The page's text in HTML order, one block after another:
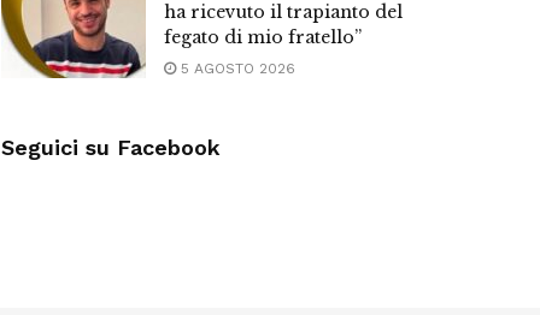
ha ricevuto il trapianto del
fegato di mio fratello”
5 AGOSTO 2026
Seguici su Facebook